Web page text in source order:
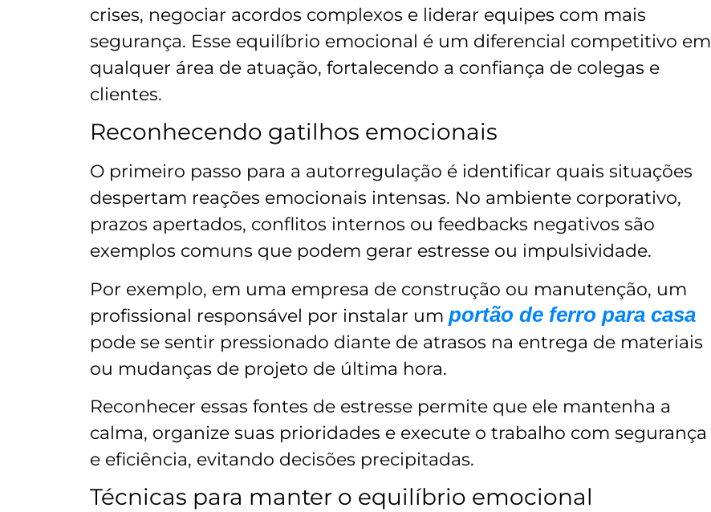
crises, negociar acordos complexos e liderar equipes com mais
segurança. Esse equilíbrio emocional é um diferencial competitivo em
qualquer área de atuação, fortalecendo a confiança de colegas e
clientes.
Reconhecendo gatilhos emocionais
O primeiro passo para a autorregulação é identificar quais situações
despertam reações emocionais intensas. No ambiente corporativo,
prazos apertados, conflitos internos ou feedbacks negativos são
exemplos comuns que podem gerar estresse ou impulsividade.
Por exemplo, em uma empresa de construção ou manutenção, um
profissional responsável por instalar um portão de ferro para casa
pode se sentir pressionado diante de atrasos na entrega de materiais
ou mudanças de projeto de última hora.
Reconhecer essas fontes de estresse permite que ele mantenha a
calma, organize suas prioridades e execute o trabalho com segurança
e eficiência, evitando decisões precipitadas.
Técnicas para manter o equilíbrio emocional